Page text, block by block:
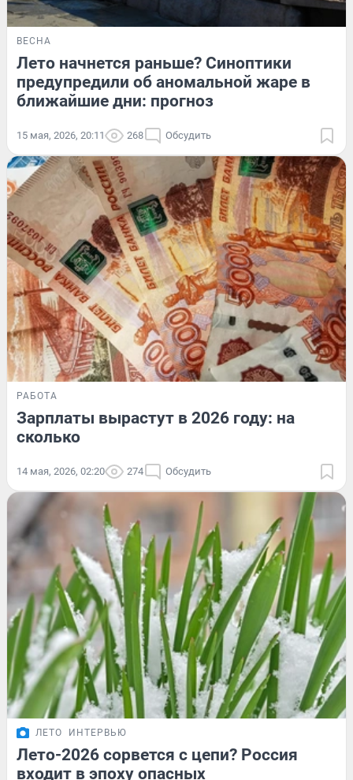
ВЕСНА
Лето начнется раньше? Синоптики
предупредили об аномальной жаре в
ближайшие дни: прогноз
15 мая, 2026, 20:11 268 Обсудить
РАБОТА
Зарплаты вырастут в 2026 году: на
сколько
14 мая, 2026, 02:20 274 Обсудить
ЛЕТО ИНТЕРВЬЮ
Лето-2026 сорвется с цепи? Россия
входит в эпоху опасных